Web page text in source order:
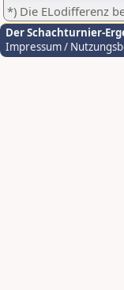
*) Die ELodifferenz
Der Schachturnier-
Impressum /